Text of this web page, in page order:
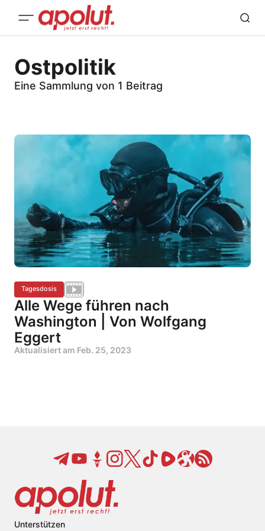
Ostpolitik
Eine Sammlung von 1 Beitrag
Tagesdosis
Alle Wege führen nach
Washington | Von Wolfgang
Eggert
Aktualisiert am Feb. 25, 2023
Unterstützen